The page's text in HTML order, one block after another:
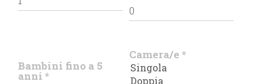
Bambini fino a 5
anni *
Camera/e *